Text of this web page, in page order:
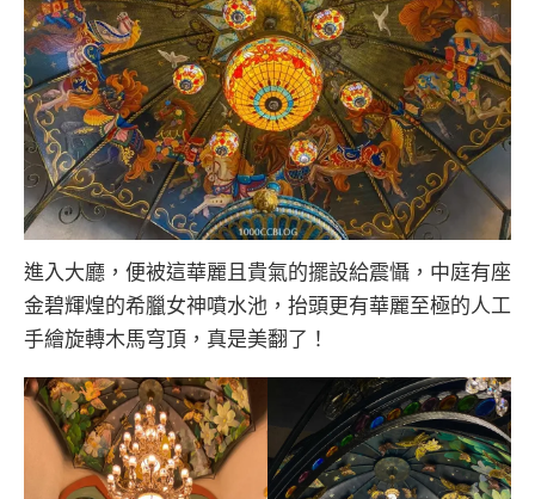
進入大廳，便被這華麗且貴氣的擺設給震懾，中庭有座
金碧輝煌的希臘女神噴水池，抬頭更有華麗至極的人工
手繪旋轉木馬穹頂，真是美翻了！